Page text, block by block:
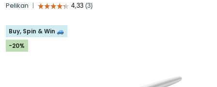
Pelikan
Buy, Spin & Win 🚙
-20%